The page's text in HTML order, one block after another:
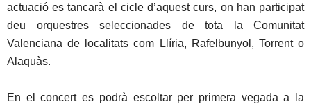
actuació es tancarà el cicle d’aquest curs, on han participat
deu orquestres seleccionades de tota la Comunitat
Valenciana de localitats com Llíria, Rafelbunyol, Torrent o
Alaquàs.
En el concert es podrà escoltar per primera vegada a la